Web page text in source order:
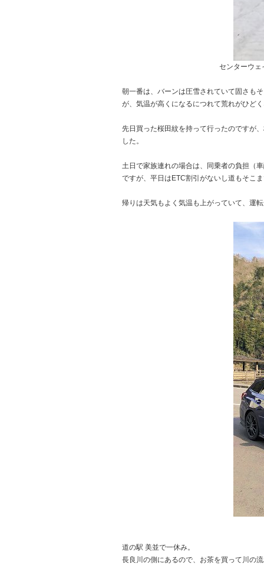
センターウェ
朝一番は、バーンは圧雪されていて固さも
が、気温が高くになるにつれて荒れがひど
先日買った桜田紋を持って行ったのですが
した。
土日で家族連れの場合は、同乗者の負担（
ですが、平日はETC割引がないし道もそこ
帰りは天気もよく気温も上がっていて、運
道の駅 美並で一休み。
長良川の側にあるので、お茶を買って川の